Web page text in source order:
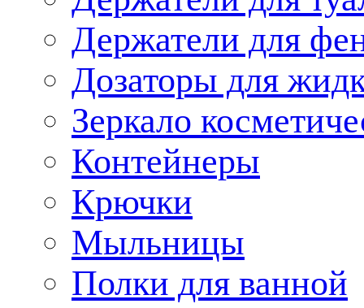
Держатели для
Дозаторы для
Зеркало
Контейнеры
Крючки
Мыльницы
Полки для ванной